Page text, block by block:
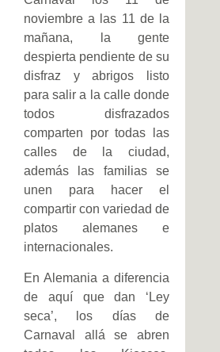
noviembre a las 11 de la
mañana, la gente
despierta pendiente de su
disfraz y abrigos listo
para salir a la calle donde
todos disfrazados
comparten por todas las
calles de la ciudad,
además las familias se
unen para hacer el
compartir con variedad de
platos alemanes e
internacionales.
En Alemania a diferencia
de aquí que dan ‘Ley
seca’, los días de
Carnaval allá se abren